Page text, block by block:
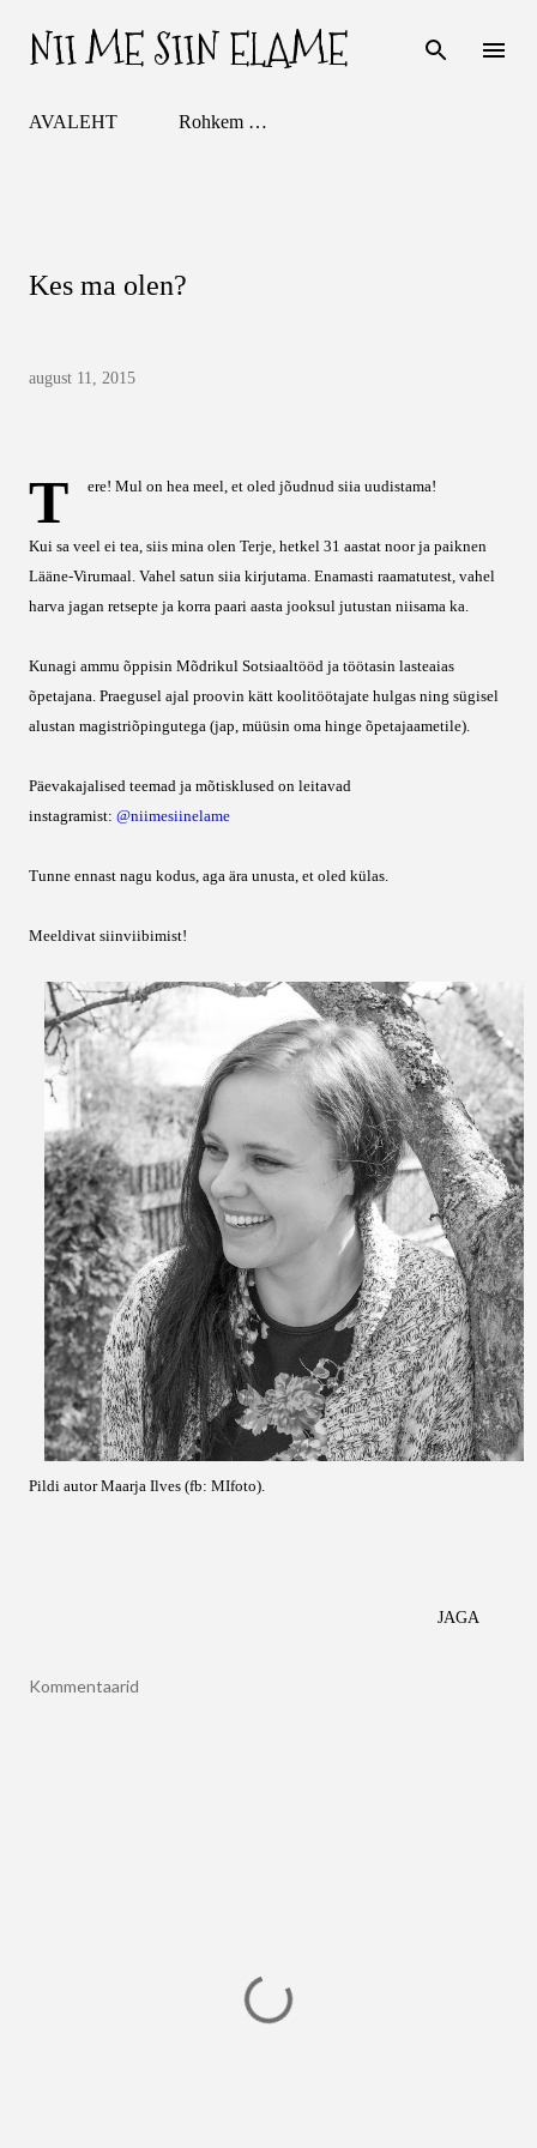
Otse põhisisu juurde
NII ME SIIN ELAME
AVALEHT Rohkem …
Kes ma olen?
august 11, 2015
T ere! Mul on hea meel, et oled jõudnud siia uudistama!
Kui sa veel ei tea, siis mina olen Terje, hetkel 31 aastat noor ja paiknen
Lääne-Virumaal. Vahel satun siia kirjutama. Enamasti raamatutest, vahel
harva jagan retsepte ja korra paari aasta jooksul jutustan niisama ka.
Kunagi ammu õppisin Mõdrikul Sotsiaaltööd ja töötasin lasteaias
õpetajana. Praegusel ajal proovin kätt koolitöötajate hulgas ning sügisel
alustan magistriõpingutega (jap, müüsin oma hinge õpetajaametile).
Päevakajalised teemad ja mõtisklused on leitavad
instagramist: @niimesiinelame
Tunne ennast nagu kodus, aga ära unusta, et oled külas.
Meeldivat siinviibimist!
Pildi autor Maarja Ilves (fb: MIfoto).
JAGA
Kommentaarid